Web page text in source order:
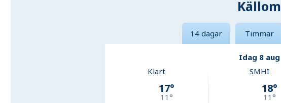
Källom
14 dagar Timmar
Idag 8 aug
Klart
17°
11 °
SMHI
18°
11 °